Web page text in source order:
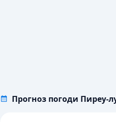
Прогноз погоди Пиреу-